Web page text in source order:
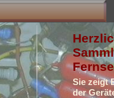
Sie zeigt
der